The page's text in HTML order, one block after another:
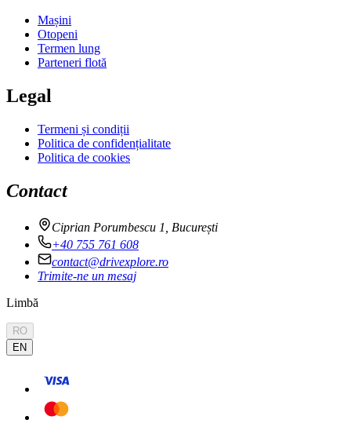
Mașini
Otopeni
Termen lung
Parteneri flotă
Legal
Termeni și condiții
Politica de confidențialitate
Politica de cookies
Contact
Ciprian Porumbescu 1, București
+40 755 761 608
contact@drivexplore.ro
Trimite-ne un mesaj
Limbă
RO
EN